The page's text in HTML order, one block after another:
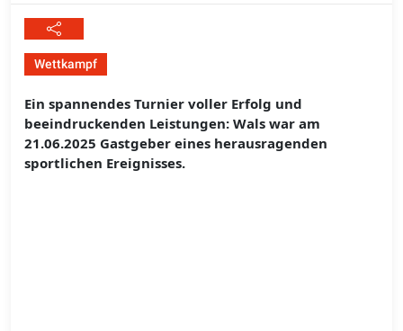
Wettkampf
Ein spannendes Turnier voller Erfolg und
beeindruckenden Leistungen: Wals war am
21.06.2025 Gastgeber eines herausragenden
sportlichen Ereignisses.